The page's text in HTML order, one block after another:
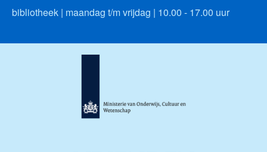
bibliotheek | maandag t/m vrijdag | 10.00 - 17.00 uur